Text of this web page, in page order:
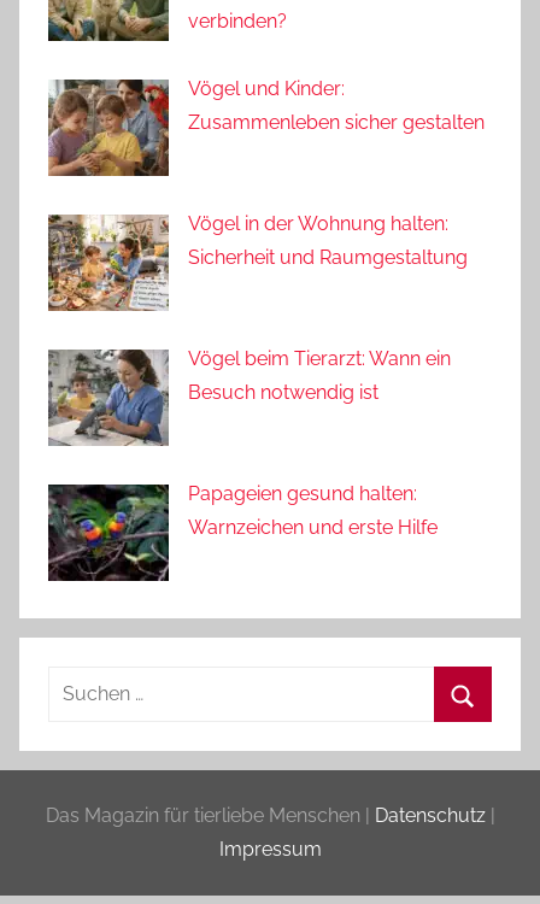
verbinden?
Vögel und Kinder:
Zusammenleben sicher gestalten
Vögel in der Wohnung halten:
Sicherheit und Raumgestaltung
Vögel beim Tierarzt: Wann ein
Besuch notwendig ist
Papageien gesund halten:
Warnzeichen und erste Hilfe
Suchen
Das Magazin für tierliebe Menschen | Datenschutz|
Impressum